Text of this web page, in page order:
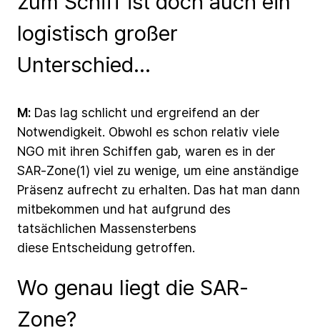
logistisch großer
Unterschied...
M: Das lag schlicht und ergreifend an der
Notwendigkeit. Obwohl es schon relativ viele
NGO mit ihren Schiffen gab, waren es in der
SAR-Zone(1) viel zu wenige, um eine anständige
Präsenz aufrecht zu erhalten. Das hat man dann
mitbekommen und hat aufgrund des
tatsächlichen Massensterbens
diese Entscheidung getroffen.
Wo genau liegt die SAR-
Zone?